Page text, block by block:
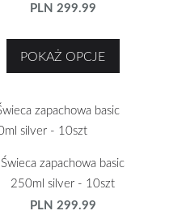
PLN 299.99
POKAŻ OPCJE
Świeca zapachowa basic
250ml silver - 10szt
PLN 299.99